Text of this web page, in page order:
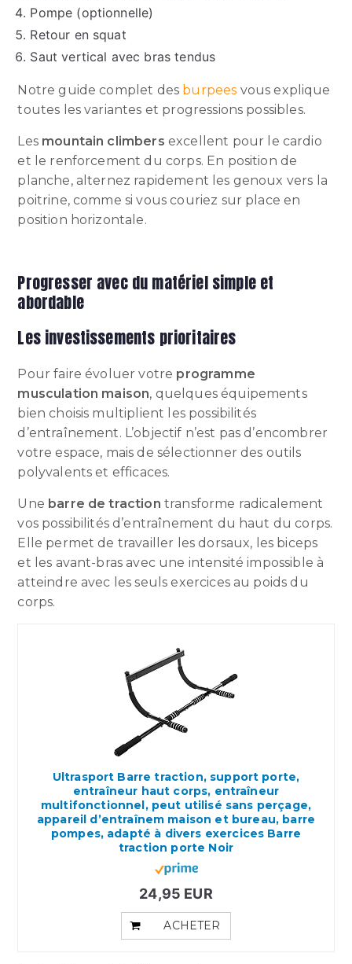
Pompe (optionnelle)
Retour en squat
Saut vertical avec bras tendus
Notre guide complet des burpees vous explique
toutes les variantes et progressions possibles.
Les mountain climbers excellent pour le cardio
et le renforcement du corps. En position de
planche, alternez rapidement les genoux vers la
poitrine, comme si vous couriez sur place en
position horizontale.
Progresser avec du matériel simple et
abordable
Les investissements prioritaires
Pour faire évoluer votre programme
musculation maison, quelques équipements
bien choisis multiplient les possibilités
d’entraînement. L’objectif n’est pas d’encombrer
votre espace, mais de sélectionner des outils
polyvalents et efficaces.
Une barre de traction transforme radicalement
vos possibilités d’entraînement du haut du corps.
Elle permet de travailler les dorsaux, les biceps
et les avant-bras avec une intensité impossible à
atteindre avec les seuls exercices au poids du
corps.
Ultrasport Barre traction, support porte,
entraîneur haut corps, entraîneur
multifonctionnel, peut utilisé sans perçage,
appareil d’entraînem maison et bureau, barre
pompes, adapté à divers exercices Barre
traction porte Noir
24,95 EUR
ACHETER